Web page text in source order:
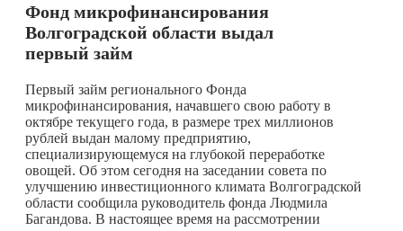
Фонд микрофинансирования
Волгоградской области выдал
первый займ
Первый займ регионального Фонда
микрофинансирования, начавшего свою работу в
октябре текущего года, в размере трех миллионов
рублей выдан малому предприятию,
специализирующемуся на глубокой переработке
овощей. Об этом сегодня на заседании совета по
улучшению инвестиционного климата Волгоградской
области сообщила руководитель фонда Людмила
Багандова. В настоящее время на рассмотрении